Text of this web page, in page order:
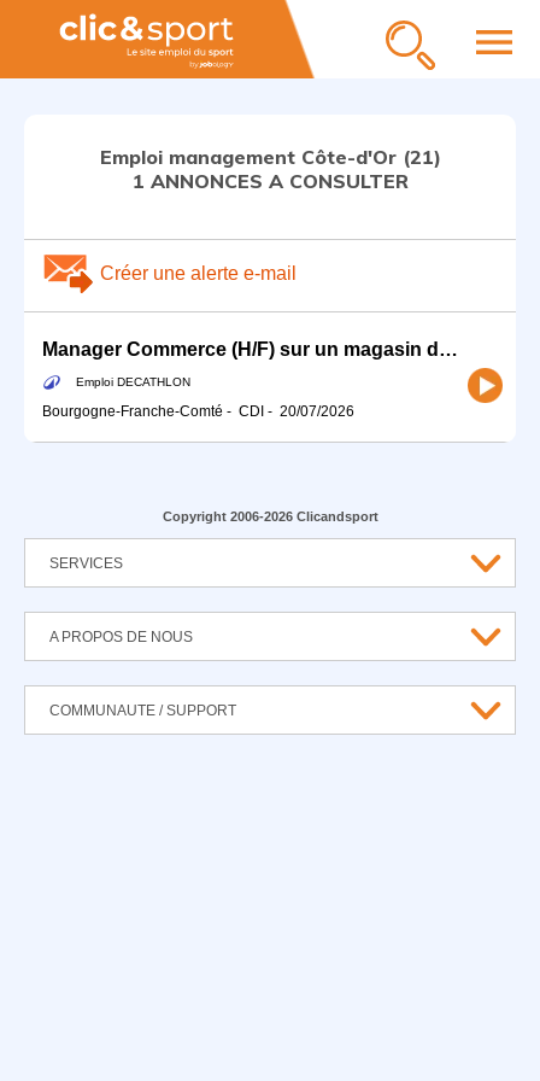
menu
Emploi management Côte-d'Or (21)
1 ANNONCES A CONSULTER
Créer une alerte e-mail
Manager Commerce (H/F) sur un magasin de la Région Bourgogne Franche-Comté
Emploi DECATHLON
Bourgogne-Franche-Comté - CDI - 20/07/2026
Copyright 2006-2026 Clicandsport
SERVICES
A PROPOS DE NOUS
COMMUNAUTE / SUPPORT